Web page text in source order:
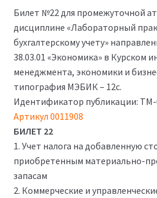
составляла
1,200₽.
320₽.
Билет №22 для промежуточной
дисциплине «Лабораторный
бухгалтерскому учету»
38.03.01 «Экономика» в Курском
менеджмента, экономики и
типография МЭБИК – 12с.
Идентификатор публикации: ТМ-
Артикул 0011908
БИЛЕТ 22
1. Учет налога на добавленную
приобретенным материально-
запасам
2. Коммерческие и